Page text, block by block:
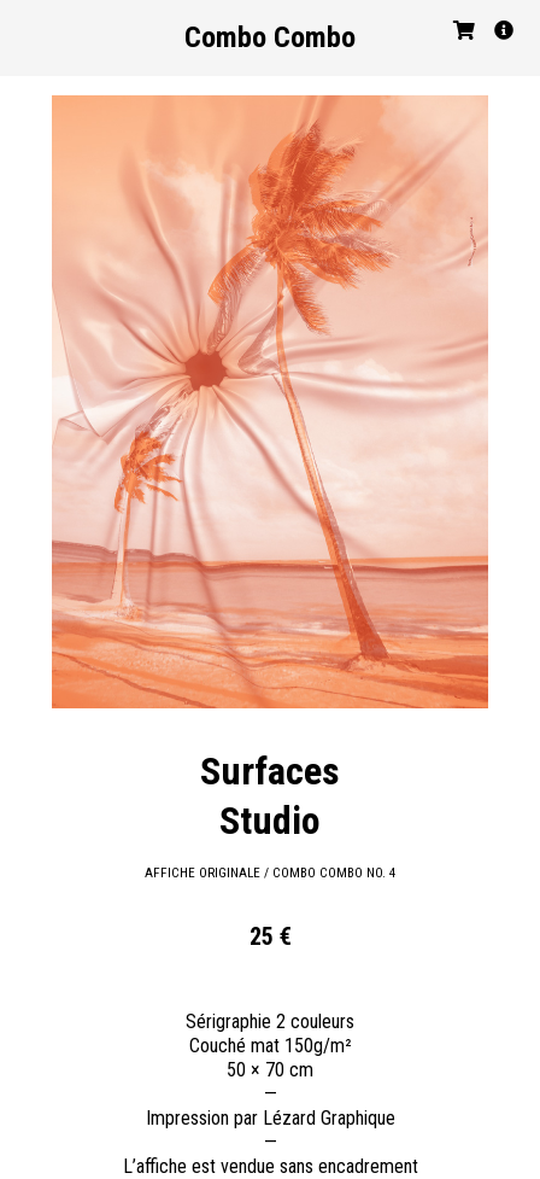
Combo Combo
Surfaces
Studio
AFFICHE ORIGINALE / COMBO COMBO NO. 4
25 €
Sérigraphie 2 couleurs
Couché mat 150g/m²
50 × 70 cm
—
Impression par Lézard Graphique
—
L’affiche est vendue sans encadrement